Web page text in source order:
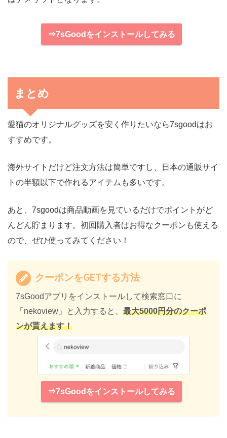
⇒7sGoodをインストールしてみる
まとめ
愛猫のオリジナルグッズを安く作りたいなら7sgoodはお
すすめです。
海外サイトだけど注文方法は簡単ですし、日本の通販サイ
トの半額以下で作れるアイテムも多いです。
あと、7sgoodは商品動画を見ているだけでポイントがど
んどん貯まります。初回購入者はお得なクーポンも使える
ので、ぜひ使ってみてください！
クーポンをGETする方法
7sGoodアプリをインストールして検索窓口に
「nekoview」と入力すると、 最大5000円分のクーポ
ンが貰えます！
⇒7sGoodをインストールしてみる